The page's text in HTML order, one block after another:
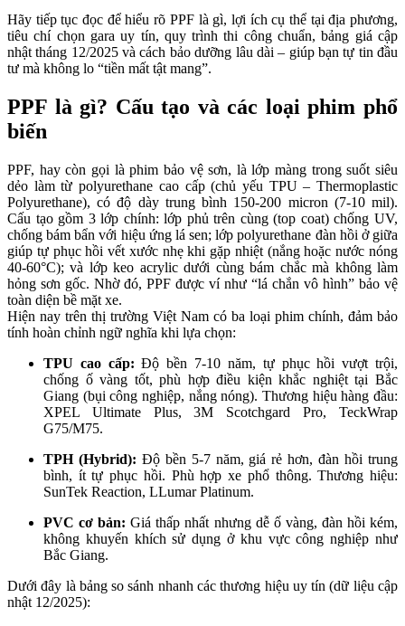
Hãy tiếp tục đọc để hiểu rõ PPF là gì, lợi ích cụ thể tại địa phương,
tiêu chí chọn gara uy tín, quy trình thi công chuẩn, bảng giá cập
nhật tháng 12/2025 và cách bảo dưỡng lâu dài – giúp bạn tự tin đầu
tư mà không lo “tiền mất tật mang”.
PPF là gì? Cấu tạo và các loại phim phổ
biến
PPF, hay còn gọi là phim bảo vệ sơn, là lớp màng trong suốt siêu
dẻo làm từ polyurethane cao cấp (chủ yếu TPU – Thermoplastic
Polyurethane), có độ dày trung bình 150-200 micron (7-10 mil).
Cấu tạo gồm 3 lớp chính: lớp phủ trên cùng (top coat) chống UV,
chống bám bẩn với hiệu ứng lá sen; lớp polyurethane đàn hồi ở giữa
giúp tự phục hồi vết xước nhẹ khi gặp nhiệt (nắng hoặc nước nóng
40-60°C); và lớp keo acrylic dưới cùng bám chắc mà không làm
hỏng sơn gốc. Nhờ đó, PPF được ví như “lá chắn vô hình” bảo vệ
toàn diện bề mặt xe.
Hiện nay trên thị trường Việt Nam có ba loại phim chính, đảm bảo
tính hoàn chỉnh ngữ nghĩa khi lựa chọn:
TPU cao cấp: Độ bền 7-10 năm, tự phục hồi vượt trội,
chống ố vàng tốt, phù hợp điều kiện khắc nghiệt tại Bắc
Giang (bụi công nghiệp, nắng nóng). Thương hiệu hàng đầu:
XPEL Ultimate Plus, 3M Scotchgard Pro, TeckWrap
G75/M75.
TPH (Hybrid): Độ bền 5-7 năm, giá rẻ hơn, đàn hồi trung
bình, ít tự phục hồi. Phù hợp xe phổ thông. Thương hiệu:
SunTek Reaction, LLumar Platinum.
PVC cơ bản: Giá thấp nhất nhưng dễ ố vàng, đàn hồi kém,
không khuyến khích sử dụng ở khu vực công nghiệp như
Bắc Giang.
Dưới đây là bảng so sánh nhanh các thương hiệu uy tín (dữ liệu cập
nhật 12/2025):